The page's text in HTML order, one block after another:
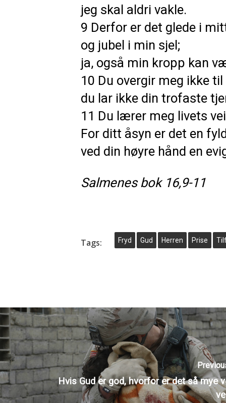
jeg skal aldri vakle.
9 Derfor er det glede i
og jubel i min sjel;
ja, også min kropp kan
10 Du overgir meg ikke
du lar ikke din trofaste
11 Du lærer meg livets
For ditt åsyn er det en
ved din høyre hånd en
Salmenes bok 16,9-11
Tags: Fryd Gud Herren Prise
Hvis Gud er god, hvorfor er det så mye